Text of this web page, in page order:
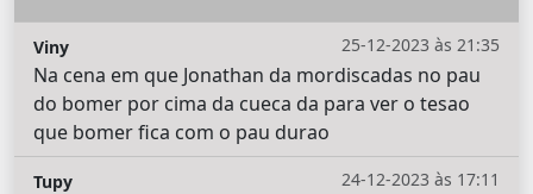
25-12-2023 às 21:35
Viny
Na cena em que Jonathan da mordiscadas no pau
do bomer por cima da cueca da para ver o tesao
que bomer fica com o pau durao
24-12-2023 às 17:11
Tupy